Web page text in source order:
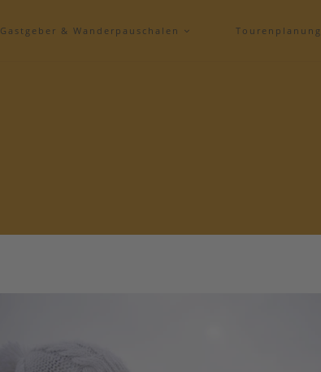
Gastgeber & Wanderpauschalen Tourenplanung